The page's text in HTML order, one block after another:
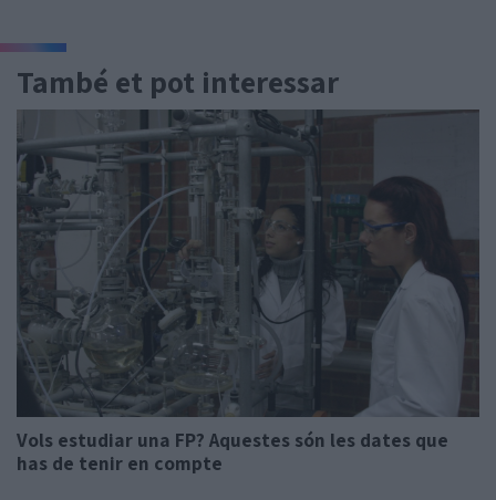
També et pot interessar
Vols estudiar una FP? Aquestes són les dates que
has de tenir en compte